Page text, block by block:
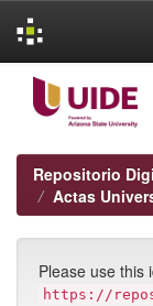
navigation
Repositorio
Actas
Please use this
https://